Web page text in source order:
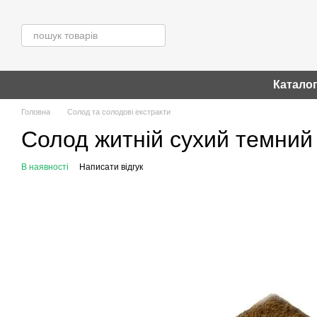
Каталог
Головна Солод та солодові екстракти
Солод житній сухий темний
В наявності Написати відгук